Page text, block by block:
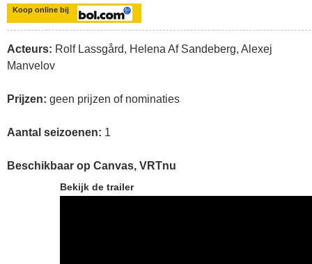
Koop online bij
Acteurs: Rolf Lassgård, Helena Af Sandeberg, Alexej
Manvelov
Prijzen: geen prijzen of nominaties
Aantal seizoenen: 1
Beschikbaar op Canvas, VRTnu
Bekijk de trailer